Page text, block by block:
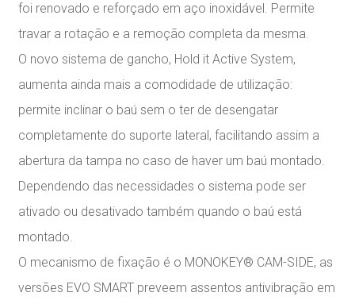
foi renovado e reforçado em aço inoxidável. Permite
travar a rotação e a remoção completa da mesma.
O novo sistema de gancho, Hold it Active System,
aumenta ainda mais a comodidade de utilização:
permite inclinar o baú sem o ter de desengatar
completamente do suporte lateral, facilitando assim a
abertura da tampa no caso de haver um baú montado.
Dependendo das necessidades o sistema pode ser
ativado ou desativado também quando o baú está
montado.
O mecanismo de fixação é o MONOKEY® CAM-SIDE, as
versões EVO SMART preveem assentos antivibração em